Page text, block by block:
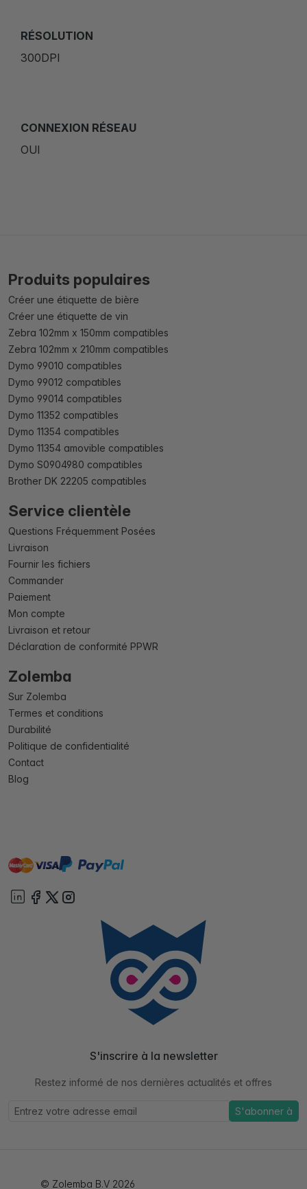
RÉSOLUTION
300DPI
CONNEXION RÉSEAU
OUI
Produits populaires
Créer une étiquette de bière
Créer une étiquette de vin
Zebra 102mm x 150mm compatibles
Zebra 102mm x 210mm compatibles
Dymo 99010 compatibles
Dymo 99012 compatibles
Dymo 99014 compatibles
Dymo 11352 compatibles
Dymo 11354 compatibles
Dymo 11354 amovible compatibles
Dymo S0904980 compatibles
Brother DK 22205 compatibles
Service clientèle
Questions Fréquemment Posées
Livraison
Fournir les fichiers
Commander
Paiement
Mon compte
Livraison et retour
Déclaration de conformité PPWR
Zolemba
Sur Zolemba
Termes et conditions
Durabilité
Politique de confidentialité
Contact
Blog
mastervisa paypal
S'inscrire à la newsletter
Restez informé de nos dernières actualités et offres
S'abonner à
© Zolemba B.V 2026